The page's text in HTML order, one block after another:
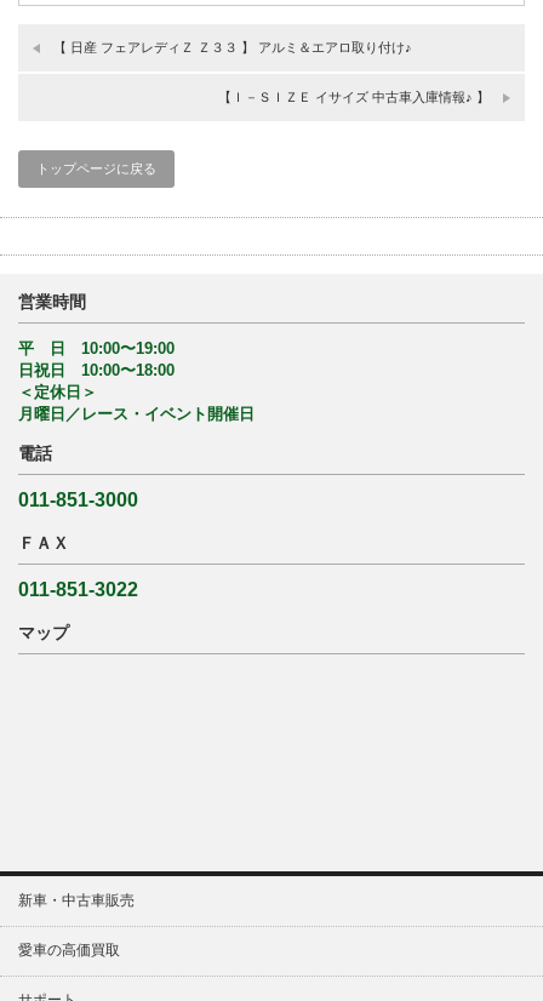
【 日産 フェアレディＺ Ｚ３３ 】 アルミ＆エアロ取り付け♪
【Ｉ－ＳＩＺＥ イサイズ 中古車入庫情報♪ 】
トップページに戻る
営業時間
平 日 10:00〜19:00
日祝日 10:00〜18:00
＜定休日＞
月曜日／レース・イベント開催日
電話
011-851-3000
ＦＡＸ
011-851-3022
マップ
新車・中古車販売
愛車の高価買取